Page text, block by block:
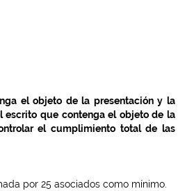
el objeto de la presentación y la
escrito que contenga el objeto de la
el cumplimiento total de las
por 25 asociados como mínimo.